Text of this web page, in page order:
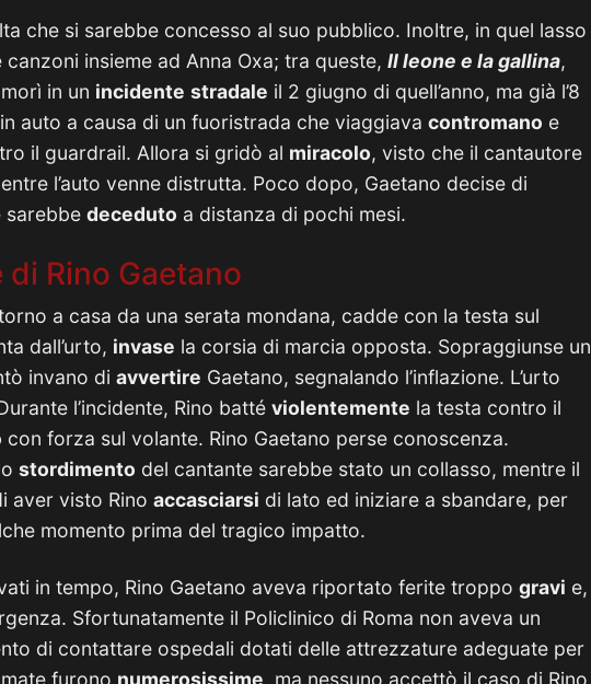
che si sarebbe concesso al suo pubblico. Inoltre, in quel lasso
insieme ad Anna Oxa; tra queste, Il leone e la gallina,
in un incidente stradale il 2 giugno di quell’anno, ma già l’8
in auto a causa di un fuoristrada che viaggiava contromano e
il guardrail. Allora si gridò al miracolo, visto che il cantautore
l’auto venne distrutta. Poco dopo, Gaetano decise di
sarebbe deceduto a distanza di pochi mesi.
Rino Gaetano
a casa da una serata mondana, cadde con la testa sul
dall’urto, invase la corsia di marcia opposta. Sopraggiunse un
invano di avvertire Gaetano, segnalando l’inflazione. L’urto
l’incidente, Rino batté violentemente la testa contro il
con forza sul volante. Rino Gaetano perse conoscenza.
stordimento del cantante sarebbe stato un collasso, mentre il
aver visto Rino accasciarsi di lato ed iniziare a sbandare, per
momento prima del tragico impatto.
in tempo, Rino Gaetano aveva riportato ferite troppo gravi e,
Sfortunatamente il Policlinico di Roma non aveva un
di contattare ospedali dotati delle attrezzature adeguate per
furono numerosissime, ma nessuno accettò il caso di Rino